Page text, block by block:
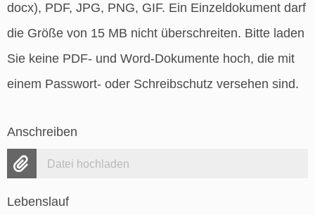
docx), PDF, JPG, PNG, GIF. Ein Einzeldokument darf
die Größe von 15 MB nicht überschreiten. Bitte laden
Sie keine PDF- und Word-Dokumente hoch, die mit
einem Passwort- oder Schreibschutz versehen sind.
Anschreiben
Datei hochladen
Lebenslauf